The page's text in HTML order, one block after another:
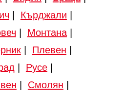
Кърджали
Монтана|
| Плевен
Русе|
Смолян